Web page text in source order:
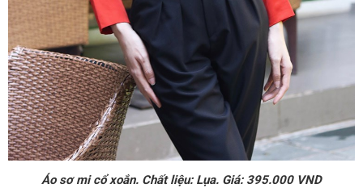
Áo sơ mi cổ xoắn. Chất liệu: Lụa. Giá: 395.000 VND